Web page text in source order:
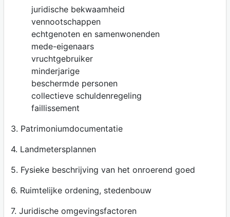
juridische bekwaamheid
vennootschappen
echtgenoten en samenwonenden
mede-eigenaars
vruchtgebruiker
minderjarige
beschermde personen
collectieve schuldenregeling
faillissement
3. Patrimoniumdocumentatie
4. Landmetersplannen
5. Fysieke beschrijving van het onroerend goed
6. Ruimtelijke ordening, stedenbouw
7. Juridische omgevingsfactoren